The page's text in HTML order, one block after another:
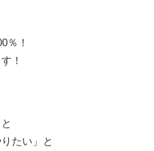
％！
！
たい」と